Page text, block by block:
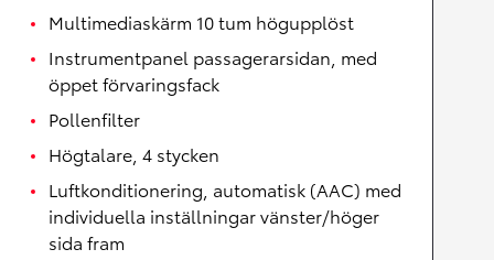
Multimediaskärm 10 tum högupplöst
Instrumentpanel passagerarsidan, med
öppet förvaringsfack
Pollenfilter
Högtalare, 4 stycken
Luftkonditionering, automatisk (AAC) med
individuella inställningar vänster/höger
sida fram